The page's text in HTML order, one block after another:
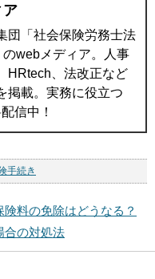
ア
団「社会保険労務士法
webメディア。人事
HRtech、法改正など
掲載。実務に役立つ
信中！
手続き
料の免除はどうなる？
合の対処法